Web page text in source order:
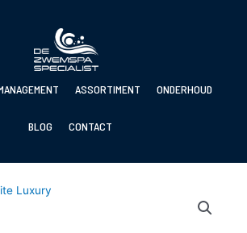
ASSORTIMENT ONDERHOUD
BLOG CONTACT